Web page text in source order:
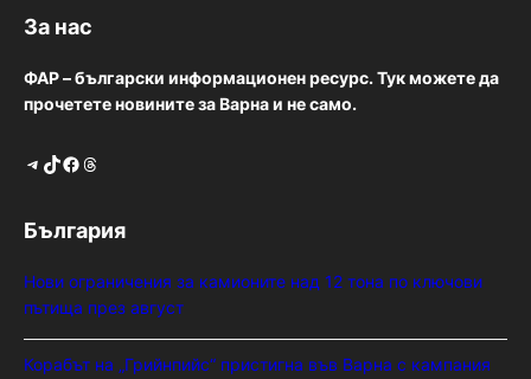
За нас
ФАР – български информационен ресурс. Тук можете да
прочетете новините за Варна и не само.
Telegram TikTok Facebook Threads
България
Нови ограничения за камионите над 12 тона по ключови
пътища през август
Корабът на „Грийнпийс“ пристигна във Варна с кампания